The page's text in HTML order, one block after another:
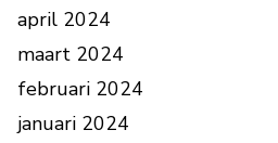
april 2024
maart 2024
februari 2024
januari 2024